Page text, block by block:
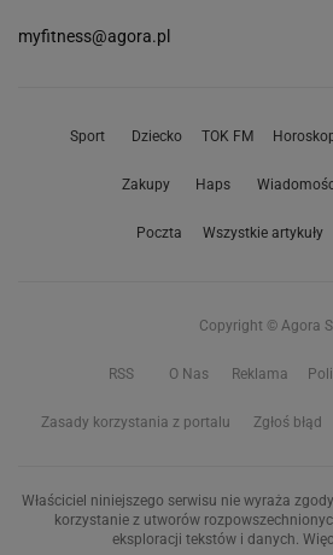
myfitness@agora.pl
Sport Dziecko TOK FM
Zakupy Haps
Poczta Wszystkie artykuły
Copyright © Agora
RSS O Nas Reklama
Zasady korzystania z portalu Zgłoś błąd
Właściciel niniejszego serwisu nie wyraża
korzystanie z utworów
eksploracji tekstów i danych.